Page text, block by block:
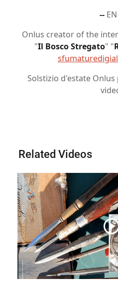
-- EN
Onlus creator of the
"Il Bosco Stregato" "
Solstizio d'estate
Related Videos